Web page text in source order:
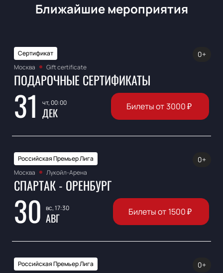
Ближайшие мероприятия
Сертификат
Москва
Gift certificate
ПОДАРОЧНЫЕ СЕРТИФИКАТЫ
31 чт, 00:00
ДЕК
0+
Билеты от 3000₽
Российская Премьер Лига
Москва
Лукойл-Арена
СПАРТАК - ОРЕНБУРГ
30 вс, 17:30
АВГ
0+
Билеты от 1500₽
Российская Премьер Лига
0+